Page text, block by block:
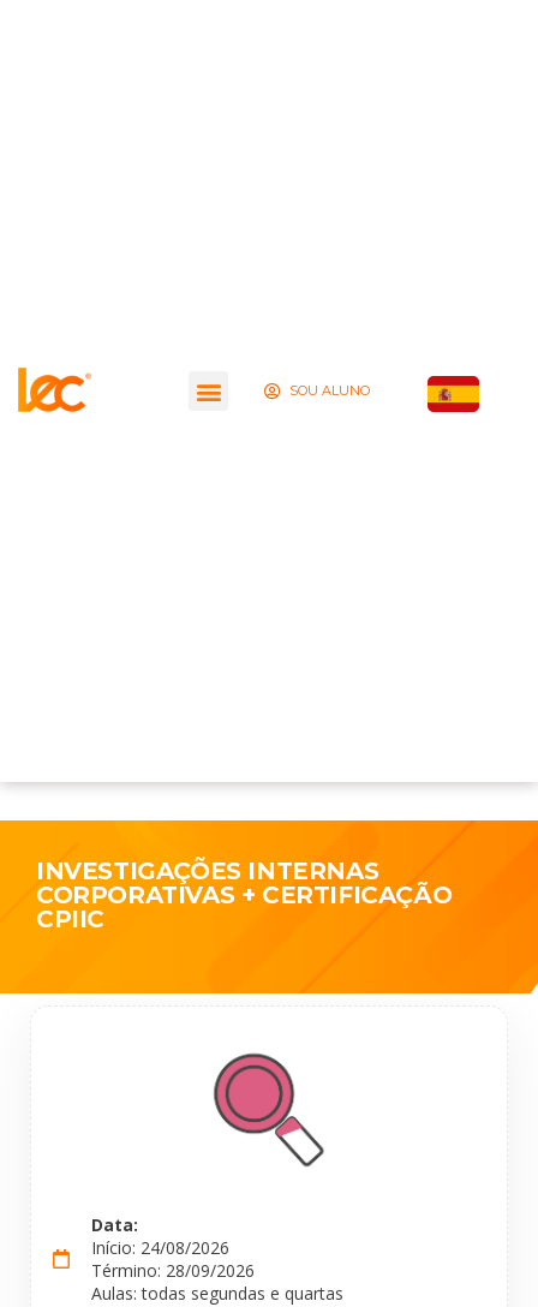
SOU ALUNO
INVESTIGAÇÕES INTERNAS
CORPORATIVAS + CERTIFICAÇÃO
CPIIC
Data:
Início: 24/08/2026
Término: 28/09/2026
Aulas: todas segundas e quartas